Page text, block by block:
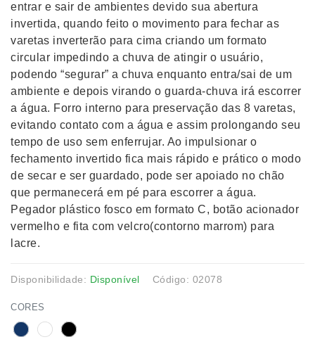
entrar e sair de ambientes devido sua abertura
invertida, quando feito o movimento para fechar as
varetas inverterão para cima criando um formato
circular impedindo a chuva de atingir o usuário,
podendo “segurar” a chuva enquanto entra/sai de um
ambiente e depois virando o guarda-chuva irá escorrer
a água. Forro interno para preservação das 8 varetas,
evitando contato com a água e assim prolongando seu
tempo de uso sem enferrujar. Ao impulsionar o
fechamento invertido fica mais rápido e prático o modo
de secar e ser guardado, pode ser apoiado no chão
que permanecerá em pé para escorrer a água.
Pegador plástico fosco em formato C, botão acionador
vermelho e fita com velcro(contorno marrom) para
lacre.
Disponibilidade: Disponível Código: 02078
CORES